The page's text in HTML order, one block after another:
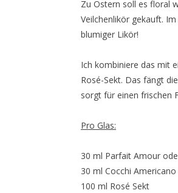
Zu Ostern soll es floral
Veilchenlikör gekauft.
blumiger Likör!
Ich kombiniere das mit
Rosé-Sekt. Das fängt
sorgt für einen frischen
Pro Glas:
30 ml Parfait Amour
30 ml Cocchi
100 ml Rosé Sekt